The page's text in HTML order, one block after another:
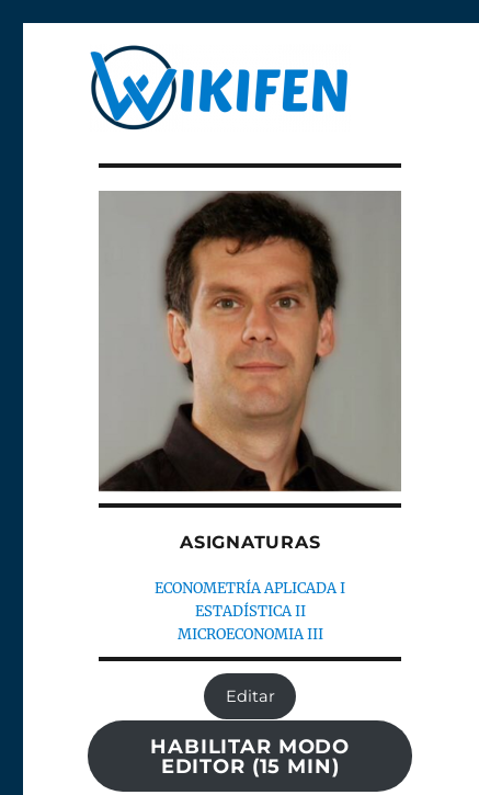
Wikifen
ASIGNATURAS
ECONOMETRÍA APLICADA I
ESTADÍSTICA II
MICROECONOMIA III
Editar
HABILITAR MODO
EDITOR (15 MIN)